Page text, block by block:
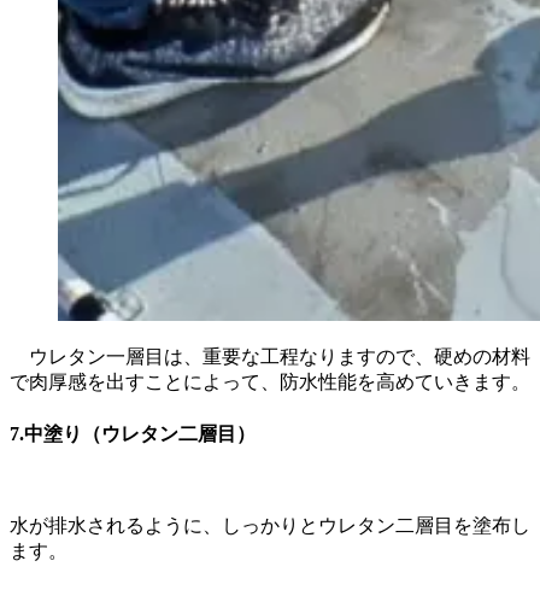
ウレタン一層目は、重要な工程なりますので、硬めの材料
で肉厚感を出すことによって、防水性能を高めていきます。
7.中塗り（ウレタン二層目）
水が排水されるように、しっかりとウレタン二層目を塗布し
ます。